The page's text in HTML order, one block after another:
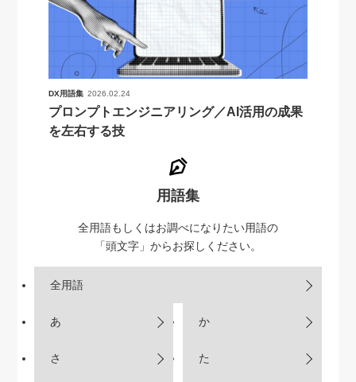
DX用語集 2026.02.24
プロンプトエンジニアリング／AI活用の成果
を左右する技
用語集
全用語もしくはお調べになりたい用語の
「頭文字」からお探しください。
全用語
あ か
さ た